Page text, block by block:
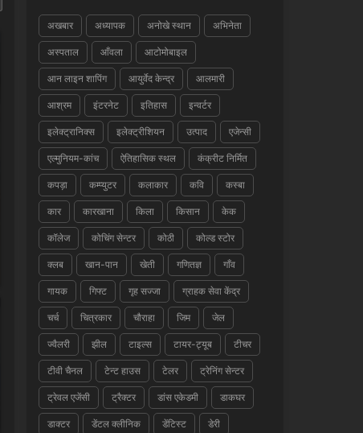
अखबार अध्यापक अनोखे स्थान अभिनेता
अस्पताल आँवला आटोमोबाइल
आन लाइन शापिंग आयुर्वेद केन्द्र आलमारी
आश्रम इंटरनेट इतिहास इन्वर्टर
इलेक्ट्रानिक्स इलेक्ट्रीशियन उत्पाद एजेन्सी
एल्मुनियम-कांच ऐतिहासिक स्थल कंक्रीट निर्मित
कपड़ा कम्प्युटर कलाकार कवि कस्बा
कार कारखाना किला किसान केक
कॉलेज कोचिंग सेन्टर कोठी कोल्ड स्टोर
क्लब खान-पान खेती गणितज्ञ गाँव
गायक गिफ्ट गृह सज्जा ग्राहक सेवा केंद्र
चर्च चित्रकार चौराहा जिम जेल
ज्वैलरी झील टाइल्स टायर-ट्यूब टीचर
टीवी चैनल टेन्ट हाउस टेलर ट्रेनिंग सेन्टर
ट्रेवल एजेंसी ट्रैक्टर डांस एकेडमी डाकघर
डाक्टर डेंटल क्लीनिक डेंटिस्ट डेरी